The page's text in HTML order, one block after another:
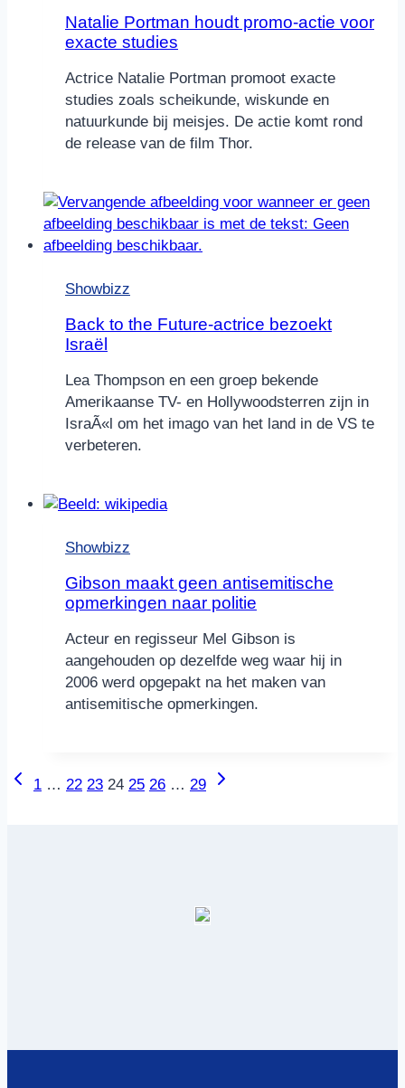
Natalie Portman houdt promo-actie voor
exacte studies
Actrice Natalie Portman promoot exacte
studies zoals scheikunde, wiskunde en
natuurkunde bij meisjes. De actie komt rond
de release van de film Thor.
Showbizz
Back to the Future-actrice bezoekt
Israël
Lea Thompson en een groep bekende
Amerikaanse TV- en Hollywoodsterren zijn in
IsraÃ«l om het imago van het land in de VS te
verbeteren.
Showbizz
Gibson maakt geen antisemitische
opmerkingen naar politie
Acteur en regisseur Mel Gibson is
aangehouden op dezelfde weg waar hij in
2006 werd opgepakt na het maken van
antisemitische opmerkingen.
Paginanavigatie
Vorige
1 … 22 23 24 25 26 … 29
Volgende